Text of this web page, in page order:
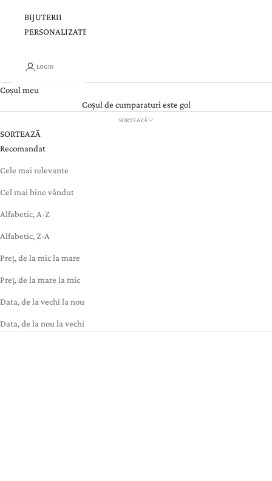
BIJUTERII
PERSONALIZATE
LOGIN
Coșul meu
Coșul de cumparaturi este gol
SORTEAZĂ
SORTEAZĂ
Recomandat
Cele mai relevante
Cel mai bine vândut
Alfabetic, A-Z
Alfabetic, Z-A
Preț, de la mic la mare
Preț, de la mare la mic
Data, de la vechi la nou
Data, de la nou la vechi